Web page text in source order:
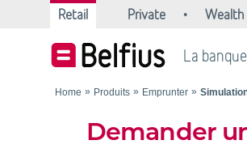
Retail Private Wealth
La
Home Produits Emprunter
Demander